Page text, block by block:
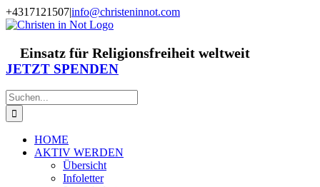
Zum
Inhalt
+4317121507|info@christeninnot.com
Facebook
Instagram
X
Spenden
Newsletter
Einsatz für Religionsfreiheit weltweit
JETZT SPENDEN
Suche
nach:
HOME
AKTIV WERDEN
Übersicht
Infoletter